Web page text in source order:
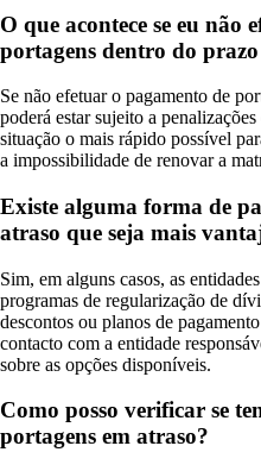
O que acontece se eu não
portagens dentro do prazo
Se não efetuar o pagamento de
poderá estar sujeito a
situação o mais rápido possível
a impossibilidade de renovar a
Existe alguma forma de
atraso que seja mais
Sim, em alguns casos, as
programas de regularização de
descontos ou planos de
contacto com a entidade
sobre as opções disponíveis.
Como posso verificar se
portagens em atraso?